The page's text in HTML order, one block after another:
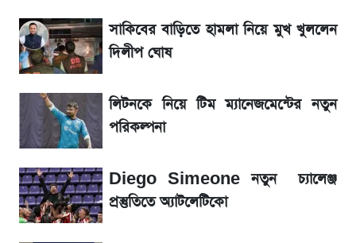
La Liga 2026-2027: সর্বশেষ পয়েন্ট টেবিল ও
খবর
একদিনের ব্যবধানে আজকের সোনার দাম
ড. ইউনূস বনাম তারেক রহমান—তুলনায় যা বললেন
কাদের সিদ্দিকী
সাকিবের বাড়িতে হামলা নিয়ে মুখ খুললেন
দিলীপ ঘোষ
লিটনকে নিয়ে টিম ম্যানেজমেন্টের নতুন
পরিকল্পনা
Diego Simeone নতুন চ্যালেঞ্জ
প্রস্তুতিতে অ্যাটলেটিকো